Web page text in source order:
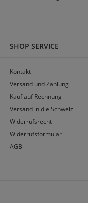
SHOP SERVICE
Kontakt
Versand und Zahlung
Kauf auf Rechnung
Versand in die Schweiz
Widerrufsrecht
Widerrufsformular
AGB